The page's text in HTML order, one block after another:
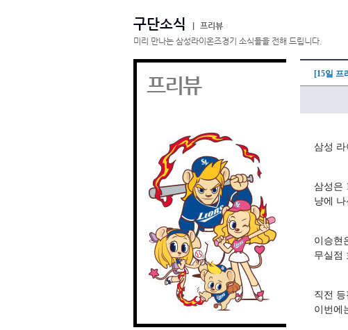
구단소식
프리뷰
미리 만나는 삼성라이온즈경기 소식들을 전해 드립니다.
프리뷰 [15일 프
삼성 라
삼성은
냥에 나
이승현
무실점
직전
이번에